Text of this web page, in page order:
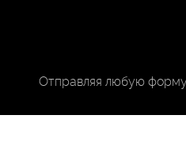
Отправляя любую